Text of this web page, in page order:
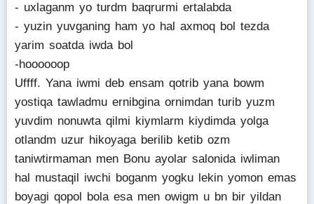
- uxlaganm yo turdm baqrurmi ertalabda
- yuzin yuvganing ham yo hal axmoq bol tezda
yarim soatda iwda bol
-hoooooop
Uffff. Yana iwmi deb ensam qotrib yana bowm
yostiqa tawladmu ernibgina ornimdan turib yuzm
yuvdim nonuwta qilmi kiymlarm kiydimda yolga
otlandm uzur hikoyaga berilib ketib ozm
taniwtirmaman men Bonu ayolar salonida iwliman
hal mustaqil iwchi boganm yogku lekin yomon emas
boyagi qopol bola esa men owigm u bn bir yildan